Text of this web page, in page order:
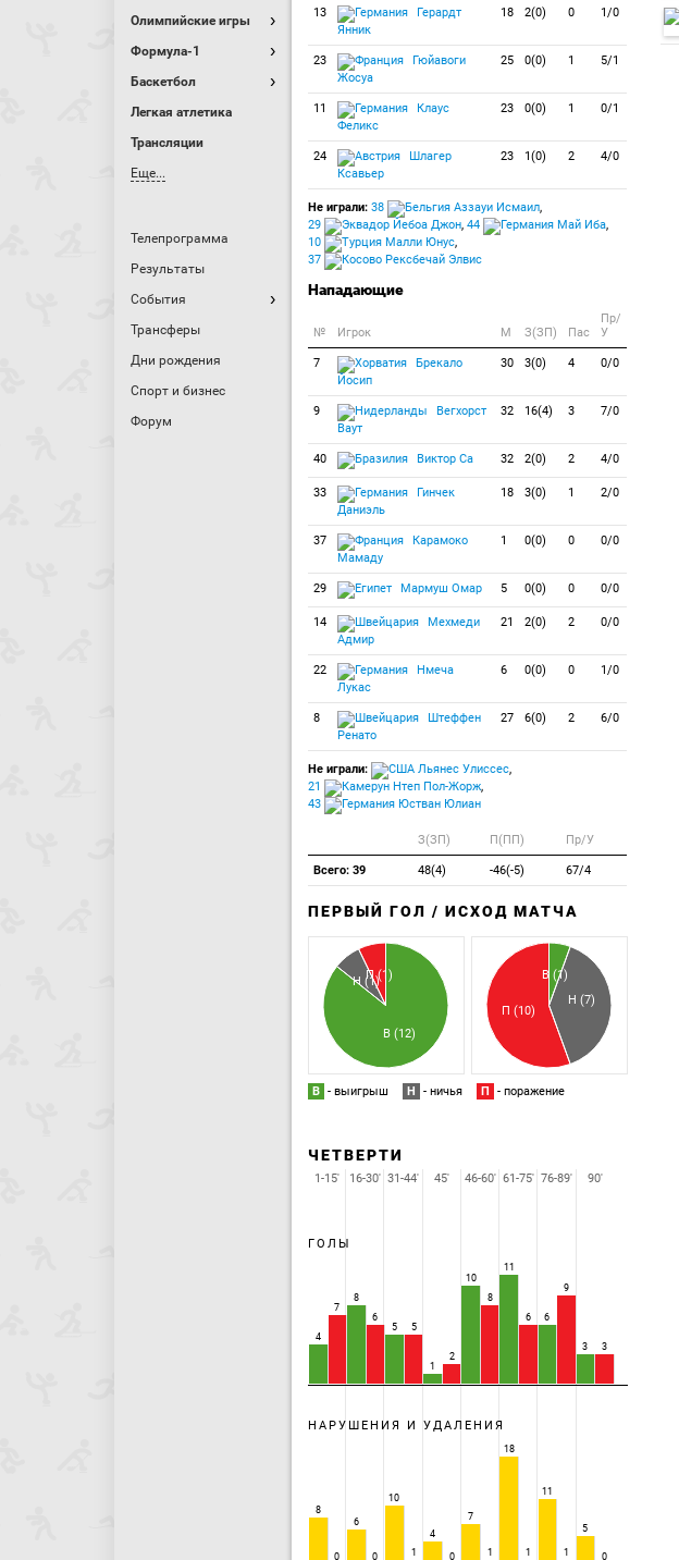
Олимпийские игры
Формула-1
Баскетбол
Легкая атлетика
Трансляции
Еще...
Телепрограмма
Результаты
События
Трансферы
Дни рождения
Спорт и бизнес
Форум
13
Герардт
Янник
18 2(0) 0 1/0
23
Гюйавоги
Жосуа
25 0(0) 1 5/1
11
Клаус
Феликс
23 0(0) 1 0/1
24
Шлагер
Ксавьер
23 1(0) 2 4/0
Не играли: 38 Аззауи Исмаил,
29
Йебоа Джон, 44 Май Иба,
10
Малли Юнус,
37
Рексбечай Элвис
Нападающие
№ Игрок M З(ЗП) Пас
Пр/
У
7
Брекало
Йосип
30 3(0) 4 0/0
9
Вегхорст
Ваут
32 16(4) 3 7/0
40 Виктор Са 32 2(0) 2 4/0
33
Гинчек
Даниэль
18 3(0) 1 2/0
37
Карамоко
Мамаду
1 0(0) 0 0/0
29 Мармуш Омар 5 0(0) 0 0/0
14
Мехмеди
Адмир
21 2(0) 2 0/0
22
Нмеча
Лукас
6 0(0) 0 1/0
8
Штеффен
Ренато
27 6(0) 2 6/0
Не играли: Льянес Улиссес,
21
Нтеп Пол-Жорж,
43
Юстван Юлиан
З(ЗП) П(ПП) Пр/У
Всего: 39 48(4) -46(-5) 67/4
ПЕРВЫЙ ГОЛ / ИСХОД МАТЧА
В (12)
Н (1)П (1)
В (1)
Н (7)
П (10)
В - выигрыш Н - ничья П - поражение
ЧЕТВЕРТИ
ГОЛЫ
4
7
8
6
5
5
1
2
10
8
11
6 6
9
3 3
НАРУШЕНИЯ И УДАЛЕНИЯ
8
0
6
0
10
1
4
0
7
1
18
1
11
1
5
0
1-15' 16-30' 31-44' 45' 46-60' 61-75' 76-89' 90'